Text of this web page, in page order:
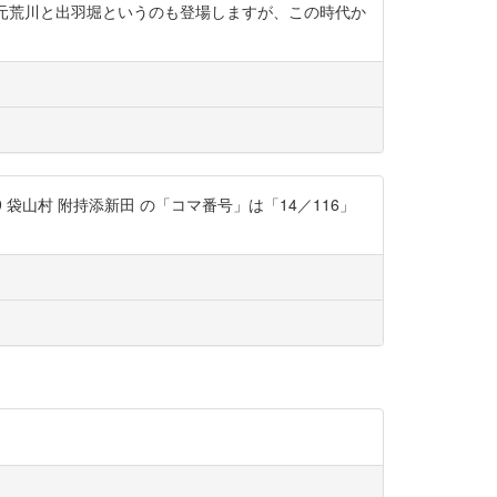
川と出羽堀というのも登場しますが、この時代か
山村 附持添新田 の「コマ番号」は「14／116」